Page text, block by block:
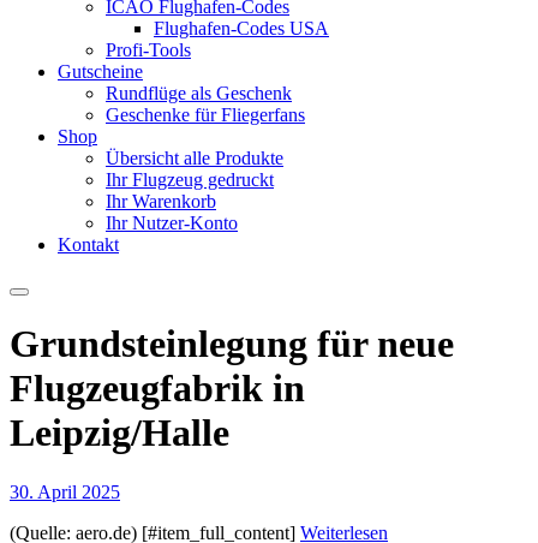
ICAO Flughafen-Codes
Flughafen-Codes USA
Profi-Tools
Gutscheine
Rundflüge als Geschenk
Geschenke für Fliegerfans
Shop
Übersicht alle Produkte
Ihr Flugzeug gedruckt
Ihr Warenkorb
Ihr Nutzer-Konto
Kontakt
Grundsteinlegung für neue
Flugzeugfabrik in
Leipzig/Halle
30. April 2025
(Quelle: aero.de) [#item_full_content] Weiterlesen